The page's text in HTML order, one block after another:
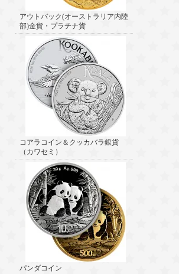
アウトバック(オーストラリア内陸
部)金貨・プラチナ貨
コアラコイン＆クッカバラ銀貨
（カワセミ）
パンダコイン